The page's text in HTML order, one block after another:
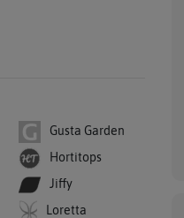
Gusta Garden
Hortitops
Jiffy
Loretta